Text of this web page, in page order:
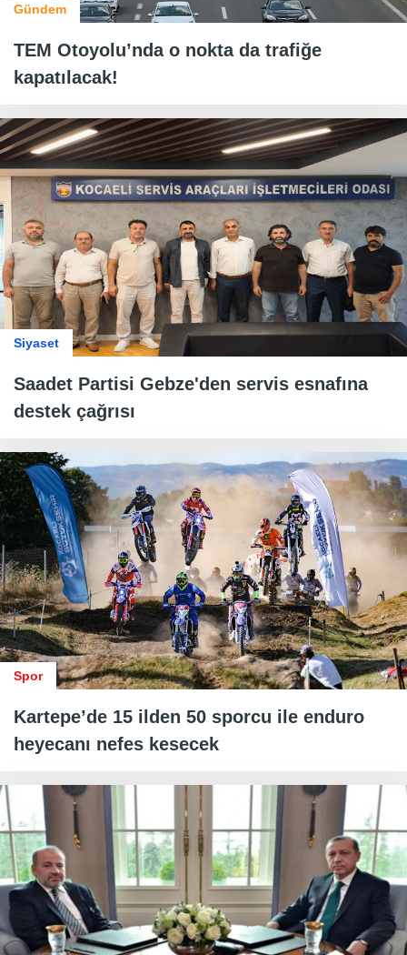
Gündem
TEM Otoyolu’nda o nokta da trafiğe
kapatılacak!
Siyaset
Saadet Partisi Gebze'den servis esnafına
destek çağrısı
Spor
Kartepe’de 15 ilden 50 sporcu ile enduro
heyecanı nefes kesecek